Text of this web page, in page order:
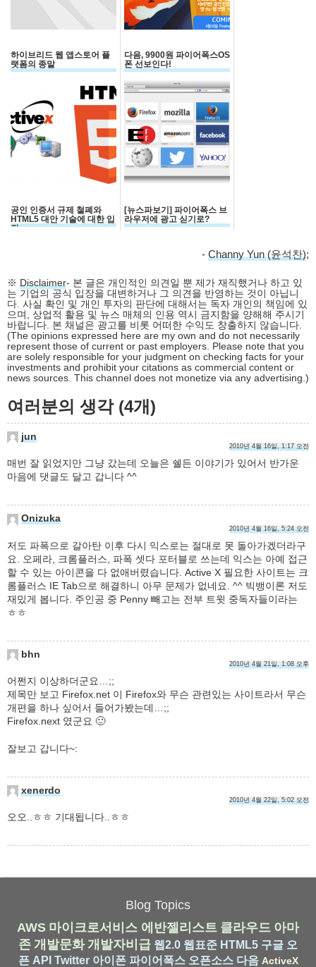
하이브리드 웹 앱스토어 플
랫폼의 종말
다음, 9900원 파이어폭스OS
폰 선보인다!
공인 인증서 규제 철폐와
HTML5 대안 기술에 대한 입
장
[뉴스파보기] 파이어폭스 브
라우저에 광고 싣기로?
- Channy Yun (윤석찬);
※ Disclaimer- 본 글은 개인적인 의견일 뿐 제가 재직했거나 하고 있
는 기업의 공식 입장을 대변하거나 그 의견을 반영하는 것이 아닙니
다. 사실 확인 및 개인 투자의 판단에 대해서는 독자 개인의 책임에 있
으며, 상업적 활용 및 뉴스 매체의 인용 역시 금지함을 양해해 주시기
바랍니다. 본 채널은 광고를 비롯 어떠한 수익도 창출하지 않습니다.
(The opinions expressed here are my own and do not necessarily
represent those of current or past employers. Please note that you
are solely responsible for your judgment on checking facts for your
investments and prohibit your citations as commercial content or
news sources. This channel does not monetize via any advertising.)
여러분의 생각 (4개)
jun
2010년 4월 16일, 1:17 오전
매번 잘 읽었지만 그냥 갔는데 오늘은 쉘든 이야기가 있어서 반가운
마음에 댓글도 달고 갑니다 ^^
Onizuka
2010년 4월 16일, 5:24 오전
저도 파폭으로 갈아탄 이후 다시 익스로는 절대로 못 돌아가겠더라구
요. 오페라, 크롬플러스, 파폭 셋다 포터블로 쓰는데 익스는 아예 접근
할 수 있는 아이콘을 다 없애버렸습니다. Active X 필요한 사이트는 크
롬플러스 IE Tab으로 해결하니 아무 문제가 없네요. ^^ 빅뱅이론 저도
재밌게 봅니다. 주인공 중 Penny 빼고는 전부 트윗 중독자들이라는
ㅎㅎ
bhn
2010년 4월 21일, 1:08 오후
어쩐지 이상하더군요…;;
제목만 보고 Firefox.net 이 Firefox와 무슨 관련있는 사이트라서 무슨
개편을 하나 싶어서 들어가봤는데…;;
Firefox.next 였군요 🙂
잘보고 갑니다~:
xenerdo
2010년 4월 22일, 5:02 오전
오오..ㅎㅎ 기대됩니다..ㅎㅎ
Blog Topics
AWS 마이크로서비스 에반젤리스트 클라우드 아마
존 개발문화 개발자비급 웹2.0 웹표준 HTML5 구글 오
픈 API Twitter 아이폰 파이어폭스 오픈소스 다음 ActiveX